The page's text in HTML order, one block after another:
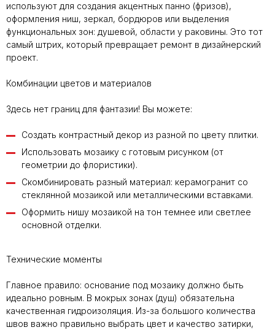
используют для создания акцентных панно (фризов),
оформления ниш, зеркал, бордюров или выделения
функциональных зон: душевой, области у раковины. Это тот
самый штрих, который превращает ремонт в дизайнерский
проект.
Комбинации цветов и материалов
Здесь нет границ для фантазии! Вы можете:
Создать контрастный декор из разной по цвету плитки.
Использовать мозаику с готовым рисунком (от
геометрии до флористики).
Скомбинировать разный материал: керамогранит со
стеклянной мозаикой или металлическими вставками.
Оформить нишу мозаикой на тон темнее или светлее
основной отделки.
Технические моменты
Главное правило: основание под мозаику должно быть
идеально ровным. В мокрых зонах (душ) обязательна
качественная гидроизоляция. Из-за большого количества
швов важно правильно выбрать цвет и качество затирки,